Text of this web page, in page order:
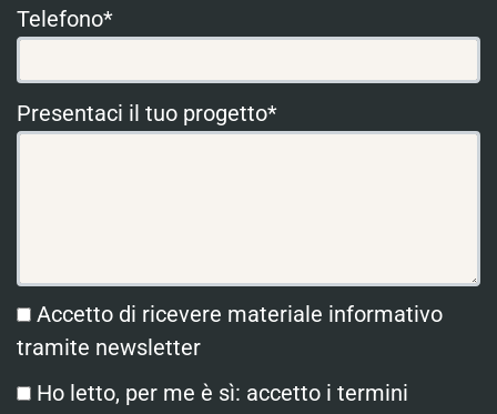
Telefono*
Presentaci il tuo progetto*
Accetto di ricevere materiale informativo
tramite newsletter
Ho letto, per me è sì: accetto i termini